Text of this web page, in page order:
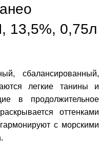
13,5%, 0,75л
сбалансированный,
легкие танины и
в продолжительное
оттенками
с морскими